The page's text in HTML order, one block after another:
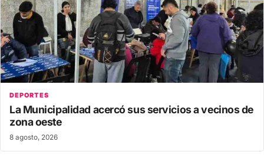
DEPORTES
La Municipalidad acercó sus servicios a vecinos de
zona oeste
8 agosto, 2026